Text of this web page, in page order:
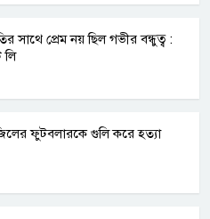
সাথে প্রেম নয় ছিল গভীর বন্ধুত্ব :
লি
ফুটবলারকে গুলি করে হত্যা